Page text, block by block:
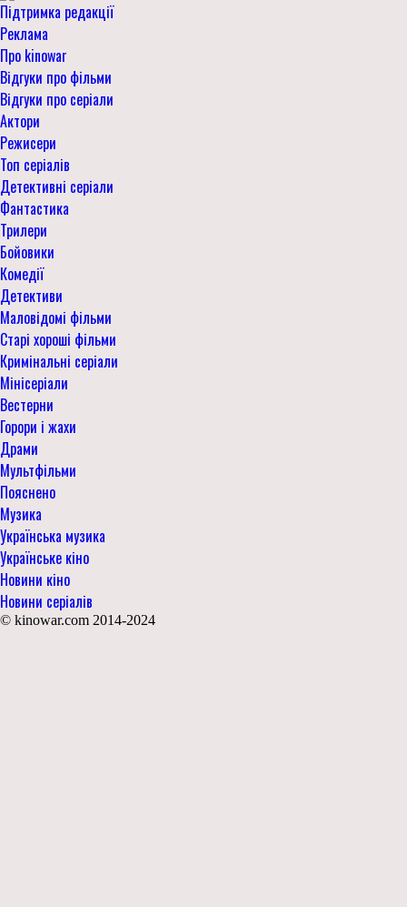
Підтримка редакції
Реклама
Про kinowar
Відгуки про фільми
Відгуки про серіали
Актори
Режисери
Топ серіалів
Детективні серіали
Фантастика
Трилери
Бойовики
Комедії
Детективи
Маловідомі фільми
Старі хороші фільми
Кримінальні серіали
Мінісеріали
Вестерни
Горори і жахи
Драми
Мультфільми
Пояснено
Музика
Українська музика
Українське кіно
Новини кіно
Новини серіалів
© kinowar.com 2014-2024